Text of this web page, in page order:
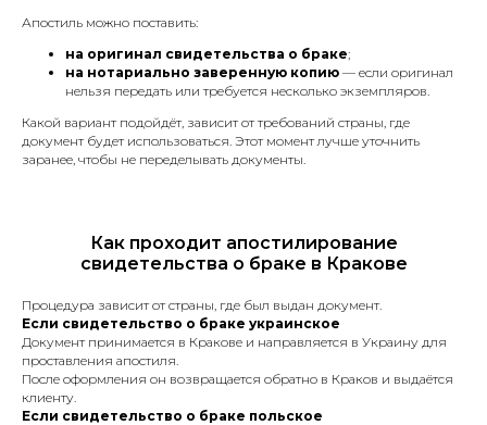
Апостиль можно поставить:
на оригинал свидетельства о браке;
на нотариально заверенную копию — если оригинал
нельзя передать или требуется несколько экземпляров.
Какой вариант подойдёт, зависит от требований страны, где
документ будет использоваться. Этот момент лучше уточнить
заранее, чтобы не переделывать документы.
Как проходит апостилирование
свидетельства о браке в Кракове
Процедура зависит от страны, где был выдан документ.
Если свидетельство о браке украинское
Документ принимается в Кракове и направляется в Украину для
проставления апостиля.
После оформления он возвращается обратно в Краков и выдаётся
клиенту.
Если свидетельство о браке польское
Апостиль
Трудовая книжка.
и заключения.
Банковские выписки, отчёты
Лицензии и сертификаты.
Документы, необходимые для
на работу, изменения
гражданства и другие).
к стоимости